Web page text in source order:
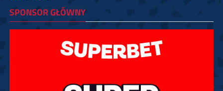
SPONSOR GŁÓWNY